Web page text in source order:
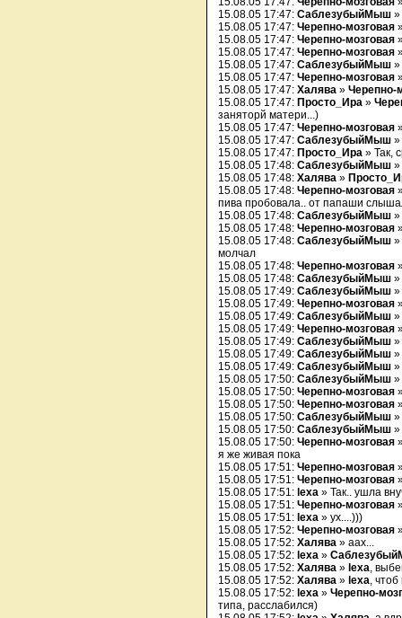
15.08.05 17:47: СаблезубыйМыш »
15.08.05 17:47: Черепно-мозговая
15.08.05 17:47: Черепно-мозговая
15.08.05 17:47: Черепно-мозговая
15.08.05 17:47: СаблезубыйМыш »
15.08.05 17:47: Черепно-мозговая
15.08.05 17:47: Халява » Черепно-
15.08.05 17:47: Просто_Ира »
заняторй матери...)
15.08.05 17:47: Черепно-мозговая
15.08.05 17:47: СаблезубыйМыш »
15.08.05 17:47: Просто_Ира » Так,
15.08.05 17:48: СаблезубыйМыш »
15.08.05 17:48: Халява »
15.08.05 17:48: Черепно-мозговая
пива пробовала.. от папаши
15.08.05 17:48: СаблезубыйМыш »
15.08.05 17:48: Черепно-мозговая
15.08.05 17:48: СаблезубыйМыш »
молчал
15.08.05 17:48: Черепно-мозговая
15.08.05 17:48: СаблезубыйМыш »
15.08.05 17:49: СаблезубыйМыш »
15.08.05 17:49: Черепно-мозговая
15.08.05 17:49: СаблезубыйМыш »
15.08.05 17:49: Черепно-мозговая
15.08.05 17:49: СаблезубыйМыш
15.08.05 17:49: СаблезубыйМыш »
15.08.05 17:49: СаблезубыйМыш »
15.08.05 17:50: СаблезубыйМыш »
15.08.05 17:50: Черепно-мозговая
15.08.05 17:50: Черепно-мозговая
15.08.05 17:50: СаблезубыйМыш »
15.08.05 17:50: СаблезубыйМыш »
15.08.05 17:50: Черепно-мозговая
я же живая пока
15.08.05 17:51: Черепно-мозговая
15.08.05 17:51: Черепно-мозговая
15.08.05 17:51: lexa » Так.. ушла
15.08.05 17:51: Черепно-мозговая
15.08.05 17:51: lexa » ух....)))
15.08.05 17:52: Черепно-мозговая
15.08.05 17:52: Халява » аах...
15.08.05 17:52: lexa »
15.08.05 17:52: Халява » lexa,
15.08.05 17:52: Халява » lexa,
15.08.05 17:52: lexa » Черепно-
типа, расслабился)